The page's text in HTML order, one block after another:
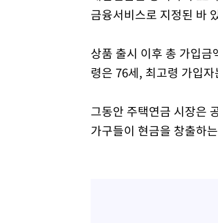
금융서비스로 지정된 바
상품 출시 이후 총 가입
령은 76세, 최고령 가입
그동안 주택연금 시장은
가구들이 현금을 창출하